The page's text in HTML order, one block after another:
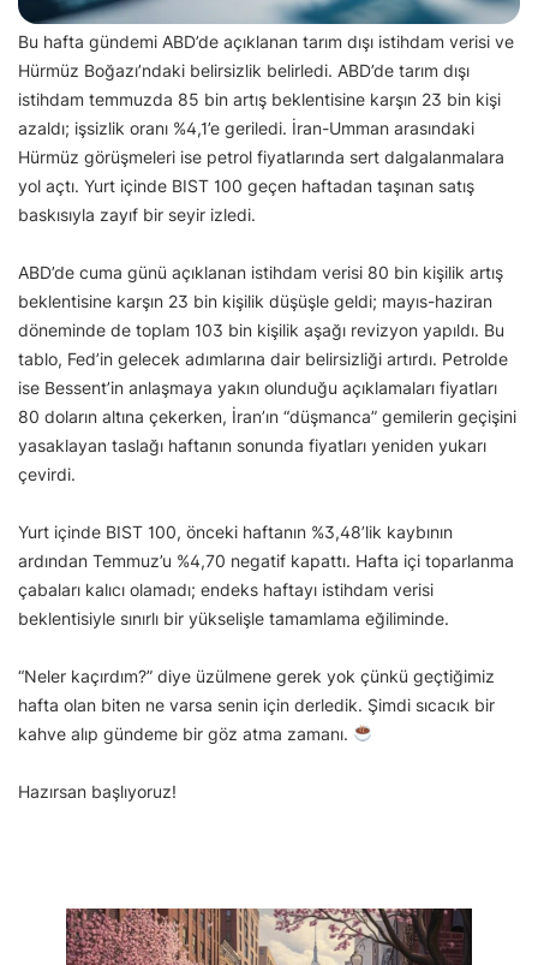
Bu hafta gündemi ABD’de açıklanan tarım dışı istihdam verisi ve
Hürmüz Boğazı’ndaki belirsizlik belirledi. ABD’de tarım dışı
istihdam temmuzda 85 bin artış beklentisine karşın 23 bin kişi
azaldı; işsizlik oranı %4,1’e geriledi. İran-Umman arasındaki
Hürmüz görüşmeleri ise petrol fiyatlarında sert dalgalanmalara
yol açtı. Yurt içinde BIST 100 geçen haftadan taşınan satış
baskısıyla zayıf bir seyir izledi.
ABD’de cuma günü açıklanan istihdam verisi 80 bin kişilik artış
beklentisine karşın 23 bin kişilik düşüşle geldi; mayıs-haziran
döneminde de toplam 103 bin kişilik aşağı revizyon yapıldı. Bu
tablo, Fed’in gelecek adımlarına dair belirsizliği artırdı. Petrolde
ise Bessent’in anlaşmaya yakın olunduğu açıklamaları fiyatları
80 doların altına çekerken, İran’ın “düşmanca” gemilerin geçişini
yasaklayan taslağı haftanın sonunda fiyatları yeniden yukarı
çevirdi.
Yurt içinde BIST 100, önceki haftanın %3,48’lik kaybının
ardından Temmuz’u %4,70 negatif kapattı. Hafta içi toparlanma
çabaları kalıcı olamadı; endeks haftayı istihdam verisi
beklentisiyle sınırlı bir yükselişle tamamlama eğiliminde.
“Neler kaçırdım?” diye üzülmene gerek yok çünkü geçtiğimiz
hafta olan biten ne varsa senin için derledik. Şimdi sıcacık bir
kahve alıp gündeme bir göz atma zamanı.
Hazırsan başlıyoruz!